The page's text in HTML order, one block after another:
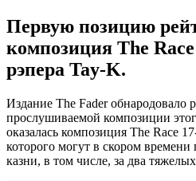
Первую позицию
композиция The Race
рэпера Tay-K.
Издание The Fader обнародовало
прослушиваемой композиции
оказалась композиция The Race
которого могут в скором
казни, в том числе, за два